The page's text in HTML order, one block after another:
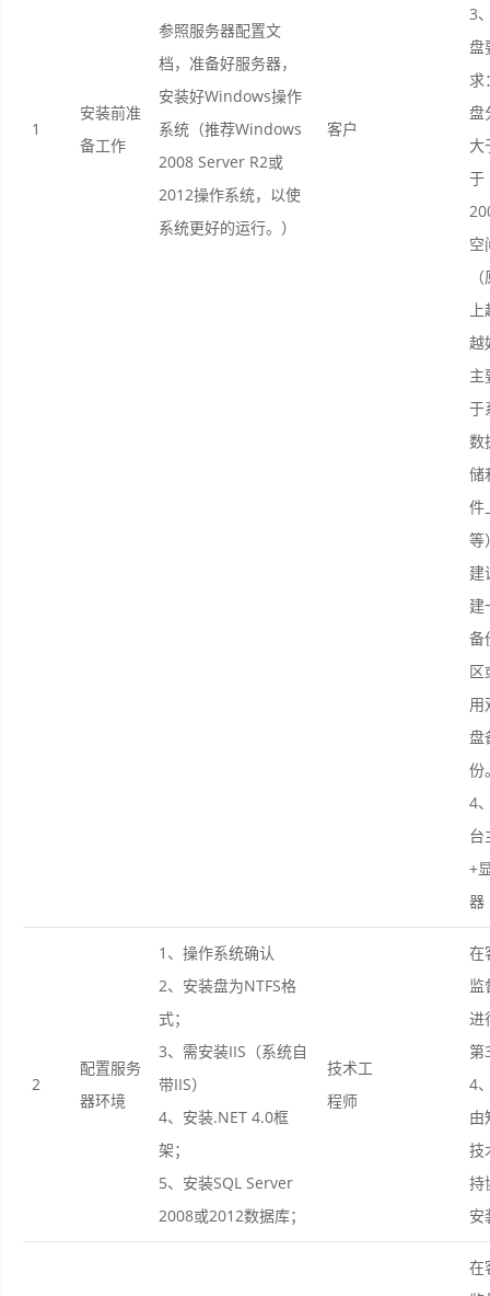
1
安装前准
备工作
参照服务器配置文
档，准备好服务器，
安装好Windows操作
系统（推荐Windows
2008 Server R2或
2012操作系统，以使
系统更好的运行。）
客户
3
盘
求
盘
大
于
空
越
主
于
数
储
件
等
建
建
备
区
用
盘
份
4
台
+
器
2
配置服务
器环境
1、操作系统确认
2、安装盘为NTFS格
式；
3、需安装IIS（系统自
带IIS）
4、安装.NET 4.0框
架；
5、安装SQL Server
2008或2012数据库；
技术工
程师
在
监
进
第
4
由
技
持
安
在